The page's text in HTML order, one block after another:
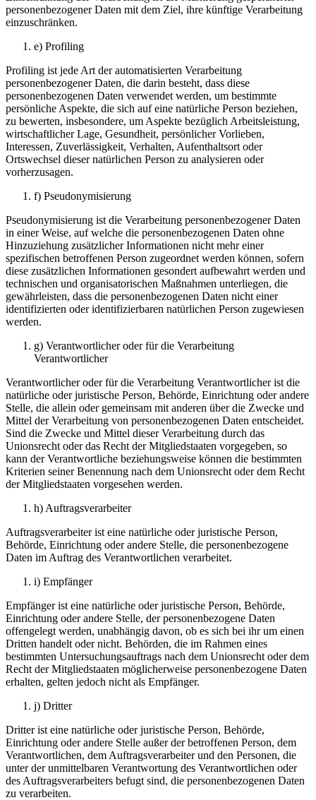
personenbezogener Daten mit dem Ziel, ihre künftige Verarbeitung
einzuschränken.
e) Profiling
Profiling ist jede Art der automatisierten Verarbeitung
personenbezogener Daten, die darin besteht, dass diese
personenbezogenen Daten verwendet werden, um bestimmte
persönliche Aspekte, die sich auf eine natürliche Person beziehen,
zu bewerten, insbesondere, um Aspekte bezüglich Arbeitsleistung,
wirtschaftlicher Lage, Gesundheit, persönlicher Vorlieben,
Interessen, Zuverlässigkeit, Verhalten, Aufenthaltsort oder
Ortswechsel dieser natürlichen Person zu analysieren oder
vorherzusagen.
f) Pseudonymisierung
Pseudonymisierung ist die Verarbeitung personenbezogener Daten
in einer Weise, auf welche die personenbezogenen Daten ohne
Hinzuziehung zusätzlicher Informationen nicht mehr einer
spezifischen betroffenen Person zugeordnet werden können, sofern
diese zusätzlichen Informationen gesondert aufbewahrt werden und
technischen und organisatorischen Maßnahmen unterliegen, die
gewährleisten, dass die personenbezogenen Daten nicht einer
identifizierten oder identifizierbaren natürlichen Person zugewiesen
werden.
g) Verantwortlicher oder für die Verarbeitung
Verantwortlicher
Verantwortlicher oder für die Verarbeitung Verantwortlicher ist die
natürliche oder juristische Person, Behörde, Einrichtung oder andere
Stelle, die allein oder gemeinsam mit anderen über die Zwecke und
Mittel der Verarbeitung von personenbezogenen Daten entscheidet.
Sind die Zwecke und Mittel dieser Verarbeitung durch das
Unionsrecht oder das Recht der Mitgliedstaaten vorgegeben, so
kann der Verantwortliche beziehungsweise können die bestimmten
Kriterien seiner Benennung nach dem Unionsrecht oder dem Recht
der Mitgliedstaaten vorgesehen werden.
h) Auftragsverarbeiter
Auftragsverarbeiter ist eine natürliche oder juristische Person,
Behörde, Einrichtung oder andere Stelle, die personenbezogene
Daten im Auftrag des Verantwortlichen verarbeitet.
i) Empfänger
Empfänger ist eine natürliche oder juristische Person, Behörde,
Einrichtung oder andere Stelle, der personenbezogene Daten
offengelegt werden, unabhängig davon, ob es sich bei ihr um einen
Dritten handelt oder nicht. Behörden, die im Rahmen eines
bestimmten Untersuchungsauftrags nach dem Unionsrecht oder dem
Recht der Mitgliedstaaten möglicherweise personenbezogene Daten
erhalten, gelten jedoch nicht als Empfänger.
j) Dritter
Dritter ist eine natürliche oder juristische Person, Behörde,
Einrichtung oder andere Stelle außer der betroffenen Person, dem
Verantwortlichen, dem Auftragsverarbeiter und den Personen, die
unter der unmittelbaren Verantwortung des Verantwortlichen oder
des Auftragsverarbeiters befugt sind, die personenbezogenen Daten
zu verarbeiten.